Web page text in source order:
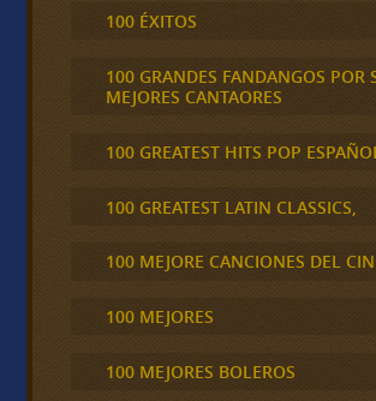
100 ÉXITOS
100 GRANDES FANDANGOS POR
MEJORES CANTAORES
100 GREATEST HITS POP ESPAÑOL
100 GREATEST LATIN CLASSICS,
100 MEJORE CANCIONES DEL
100 MEJORES
100 MEJORES BOLEROS